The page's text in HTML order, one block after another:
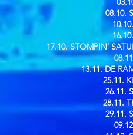
08.10.
17.10. STOMPIN´
13.11. DE
25.11.
26.11.
28.11.
29.11.